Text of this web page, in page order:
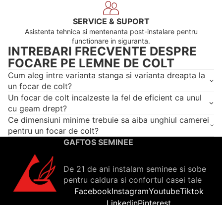
SERVICE & SUPORT
Asistenta tehnica si mentenanta post-instalare pentru
functionare in siguranta.
INTREBARI FRECVENTE DESPRE
FOCARE PE LEMNE DE COLT
Cum aleg intre varianta stanga si varianta dreapta la
un focar de colt?
Un focar de colt incalzeste la fel de eficient ca unul
cu geam drept?
Ce dimensiuni minime trebuie sa aiba unghiul camerei
pentru un focar de colt?
GAFTOS SEMINEE
De 21 de ani instalam seminee si sobe
pentru caldura si confortul casei tale
FacebookInstagramYoutubeTiktok
LinkedinPinterest